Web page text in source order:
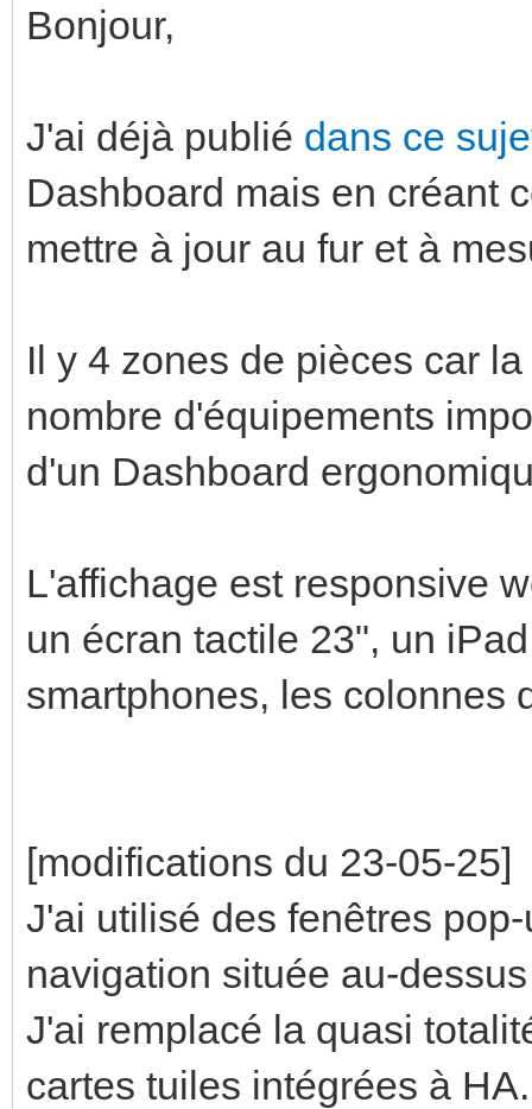
Bonjour,
J'ai déjà publié dans ce
Dashboard mais en créant
mettre à jour au fur et à
Il y 4 zones de pièces car
nombre d'équipements
d'un Dashboard
L'affichage est responsive
un écran tactile 23", un
smartphones, les colonnes
[modifications du 23-05-25]
J'ai utilisé des fenêtres
navigation située au-
J'ai remplacé la quasi
cartes tuiles intégrées à HA.